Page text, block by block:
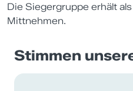
Die Siegergruppe erhält
Mittnehmen.
Stimmen